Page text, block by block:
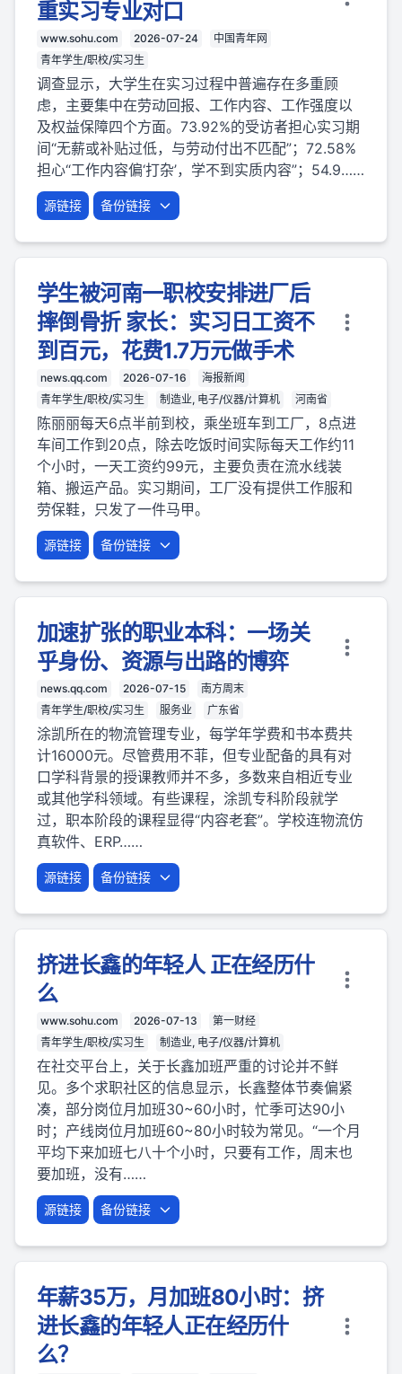
重实习专业对口
www.sohu.com 2026-07-24
中国青年网
青年学生/职校/实习生
调查显示，大学生在实习过程中普遍存在多重顾
虑，主要集中在劳动回报、工作内容、工作强度以
及权益保障四个方面。73.92%的受访者担心实习期
间“无薪或补贴过低，与劳动付出不匹配”；72.58%
担心“工作内容偏‘打杂’，学不到实质内容”；54.9……
源链接 备份链接
学生被河南一职校安排进厂后
摔倒骨折 家长：实习日工资不
到百元，花费1.7万元做手术
news.qq.com 2026-07-16
海报新闻
青年学生/职校/实习生
制造业, 电子/仪器/计算机 河南省
陈丽丽每天6点半前到校，乘坐班车到工厂，8点进
车间工作到20点，除去吃饭时间实际每天工作约11
个小时，一天工资约99元，主要负责在流水线装
箱、搬运产品。实习期间，工厂没有提供工作服和
劳保鞋，只发了一件马甲。
源链接 备份链接
加速扩张的职业本科：一场关
乎身份、资源与出路的博弈
news.qq.com 2026-07-15
南方周末
青年学生/职校/实习生
服务业 广东省
涂凯所在的物流管理专业，每学年学费和书本费共
计16000元。尽管费用不菲，但专业配备的具有对
口学科背景的授课教师并不多，多数来自相近专业
或其他学科领域。有些课程，涂凯专科阶段就学
过，职本阶段的课程显得“内容老套”。学校连物流仿
真软件、ERP……
源链接 备份链接
挤进长鑫的年轻人 正在经历什
么
www.sohu.com 2026-07-13
第一财经
青年学生/职校/实习生
制造业, 电子/仪器/计算机
在社交平台上，关于长鑫加班严重的讨论并不鲜
见。多个求职社区的信息显示，长鑫整体节奏偏紧
凑，部分岗位月加班30~60小时，忙季可达90小
时；产线岗位月加班60~80小时较为常见。“一个月
平均下来加班七八十个小时，只要有工作，周末也
要加班，没有……
源链接 备份链接
年薪35万，月加班80小时：挤
进长鑫的年轻人正在经历什
么？